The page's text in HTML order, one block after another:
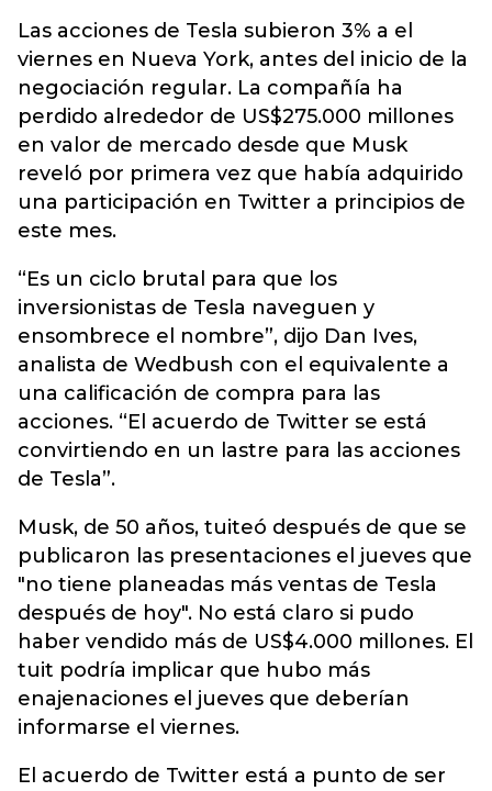
Las acciones de Tesla subieron 3% a el
viernes en Nueva York, antes del inicio de la
negociación regular. La compañía ha
perdido alrededor de US$275.000 millones
en valor de mercado desde que Musk
reveló por primera vez que había adquirido
una participación en Twitter a principios de
este mes.
“Es un ciclo brutal para que los
inversionistas de Tesla naveguen y
ensombrece el nombre”, dijo Dan Ives,
analista de Wedbush con el equivalente a
una calificación de compra para las
acciones. “El acuerdo de Twitter se está
convirtiendo en un lastre para las acciones
de Tesla”.
Musk, de 50 años, tuiteó después de que se
publicaron las presentaciones el jueves que
"no tiene planeadas más ventas de Tesla
después de hoy". No está claro si pudo
haber vendido más de US$4.000 millones. El
tuit podría implicar que hubo más
enajenaciones el jueves que deberían
informarse el viernes.
El acuerdo de Twitter está a punto de ser